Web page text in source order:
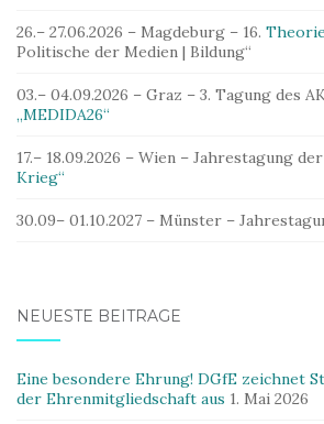
26.– 27.06.2026 – Magdeburg – 16.
Politische der Medien | Bildung“
03.– 04.09.2026 – Graz – 3. Tagung des
„MEDIDA26“
17.– 18.09.2026 – Wien – Jahrestagung
Krieg“
30.09– 01.10.2027 – Münster –
NEUESTE BEITRÄGE
Eine besondere Ehrung! DGfE zeichnet
der Ehrenmitgliedschaft aus 1. Mai 2026